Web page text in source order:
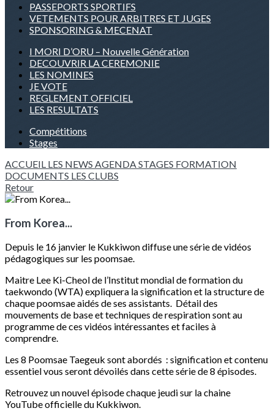
PASSEPORTS SPORTIFS
VETEMENTS POUR ARBITRES ET JUGES
SPONSORING & MECENAT
I MORI D’ORU – Nouvelle Génération
DECOUVRIR LA CEREMONIE
LES NOMINES
JE VOTE
REGLEMENT OFFICIEL
LES RESULTATS
Compétitions
Stages
ACCUEIL LES NEWS AGENDASTAGES FORMATION
DOCUMENTS LES CLUBS
Retour
From Korea...
Depuis le 16 janvier le Kukkiwon diffuse une série de vidéos
pédagogiques sur les poomsae.
Maitre Lee Ki-Cheol de l’Institut mondial de formation du
taekwondo (WTA) expliquera la signification et la structure de
chaque poomsae aidés de ses assistants. Détail des
mouvements de base et techniques de respiration sont au
programme de ces vidéos intéressantes et faciles à
comprendre.
Les 8 Poomsae Taegeuk sont abordés : signification et contenu
essentiel vous seront dévoilés dans cette série de 8 épisodes.
Retrouvez un nouvel épisode chaque jeudi sur la chaine
YouTube officielle du Kukkiwon.